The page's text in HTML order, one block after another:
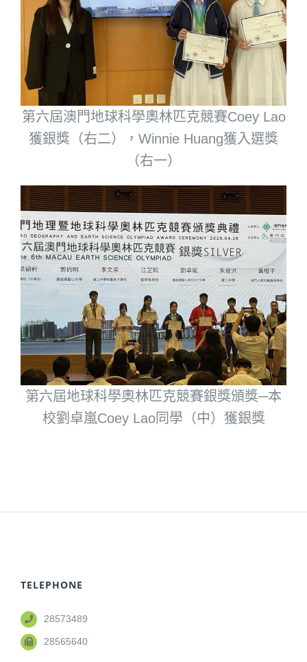
第六屆澳門地球科學奧林匹克競賽Coey Lao
獲銀獎（右二），Winnie Huang獲入選獎
（右一）
第六屆地球科學奧林匹克競賽銀獎頒獎─本
校劉卓嵐Coey Lao同學（中）獲銀獎
TELEPHONE
28573489
28565640